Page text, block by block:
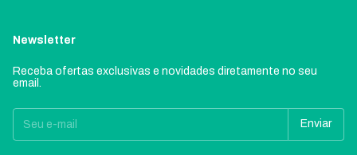
Newsletter
Receba ofertas exclusivas e novidades diretamente no seu
email.